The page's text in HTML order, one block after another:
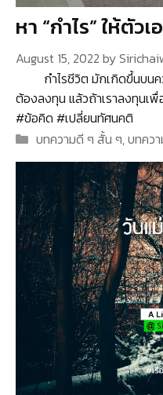
หา “กำไร” ให้ตัว
August 15, 2022 by
กำไรชีวิต มักเกิดขึ้นบน
ต้องลงทุน แล้วถ้าเราลงทุนเพื่
#ข้อคิด #เปลี่ยนทัศนคติ
Categories
บทความดี ๆ สั้น ๆ,บทคว